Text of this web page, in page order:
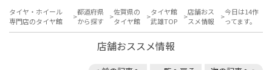
タイヤ・ホイール
専門店のタイヤ館
都道府県
から探す
佐賀県の
タイヤ館
タイヤ館
武雄TOP
店舗おス
スメ情報
今日は14作
ってます。
店舗おススメ情報